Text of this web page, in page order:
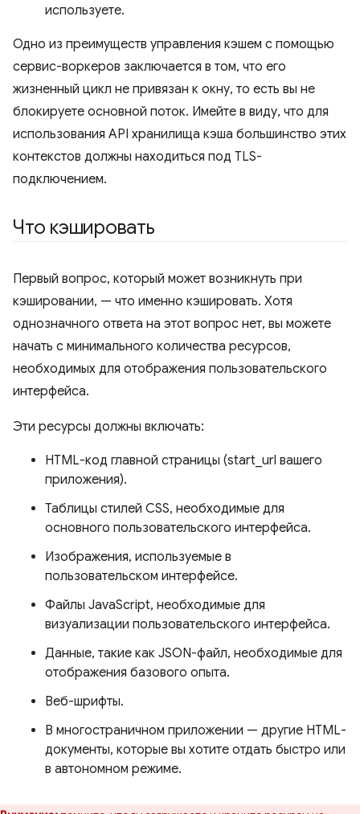
используете.
Одно из преимуществ управления кэшем с помощью
сервис-воркеров заключается в том, что его
жизненный цикл не привязан к окну, то есть вы не
блокируете основной поток. Имейте в виду, что для
использования API хранилища кэша большинство этих
контекстов должны находиться под TLS-
подключением.
Что кэшировать
Первый вопрос, который может возникнуть при
кэшировании, — что именно кэшировать. Хотя
однозначного ответа на этот вопрос нет, вы можете
начать с минимального количества ресурсов,
необходимых для отображения пользовательского
интерфейса.
Эти ресурсы должны включать:
HTML-код главной страницы (start_url вашего
приложения).
Таблицы стилей CSS, необходимые для
основного пользовательского интерфейса.
Изображения, используемые в
пользовательском интерфейсе.
Файлы JavaScript, необходимые для
визуализации пользовательского интерфейса.
Данные, такие как JSON-файл, необходимые для
отображения базового опыта.
Веб-шрифты.
В многостраничном приложении — другие HTML-
документы, которые вы хотите отдать быстро или
в автономном режиме.